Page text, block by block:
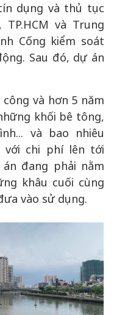
dụng và thủ tục
và Trung
Cống kiểm soát
Sau đó, dự án
và hơn 5 năm
khối bê tông,
và bao nhiêu
với chi phí lên tới
đang phải nằm
khâu cuối cùng
vào sử dụng.